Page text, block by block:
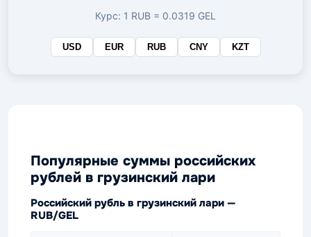
Курс: 1 RUB = 0.0319 GEL
USD EUR RUB CNY KZT
Популярные суммы российских
рублей в грузинский лари
Российский рубль в грузинский лари —
RUB/GEL